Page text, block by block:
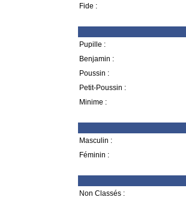
Fide :
Pupille :
Benjamin :
Poussin :
Petit-Poussin :
Minime :
Masculin :
Féminin :
Non Classés :